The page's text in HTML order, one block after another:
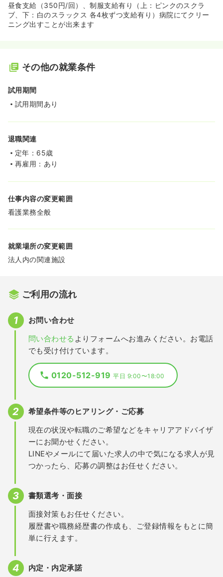
昼食支給（350円/回）、制服支給有り（上：ピンクのスクラ
ブ、下：白のスラックス 各4枚ずつ支給有り）病院にてクリー
ニング出すことが出来ます
その他の就業条件
試用期間
試用期間あり
退職関連
定年：65歳
再雇用：あり
仕事内容の変更範囲
看護業務全般
就業場所の変更範囲
法人内の関連施設
ご利用の流れ
お問い合わせ
問い合わせる よりフォームへお進みください。お電話
でも受け付けています。
0120-512-919平日 9:00〜18:00
希望条件等のヒアリング・ご応募
現在の状況や転職のご希望などをキャリアアドバイザ
ーにお聞かせください。
LINEやメールにて届いた求人の中で気になる求人が見
つかったら、応募の調整はお任せください。
書類選考・面接
面接対策もお任せください。
履歴書や職務経歴書の作成も、ご登録情報をもとに簡
単に行えます。
内定・内定承諾